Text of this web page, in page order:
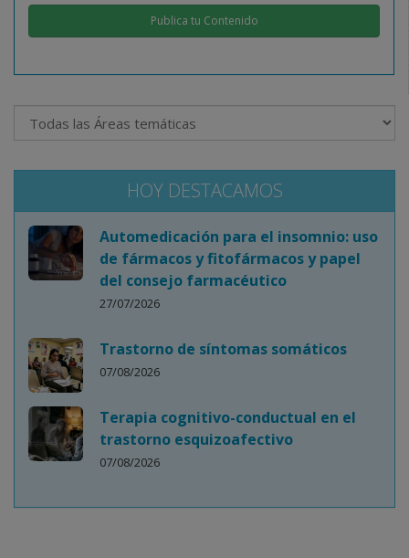
Publica tu Contenido
HOY DESTACAMOS
Automedicación para el insomnio: uso
de fármacos y fitofármacos y papel
del consejo farmacéutico
27/07/2026
Trastorno de síntomas somáticos
07/08/2026
Terapia cognitivo-conductual en el
trastorno esquizoafectivo
07/08/2026